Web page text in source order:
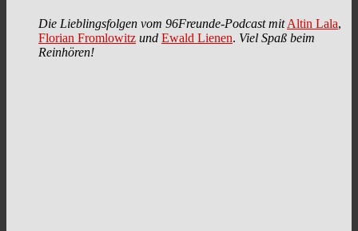
Die Lieblingsfolgen vom 96Freunde-Podcast mit Altin Lala,
Florian Fromlowitz und Ewald Lienen. Viel Spaß beim
Reinhören!